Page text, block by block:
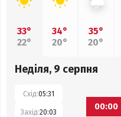
33°
22°
34°
20°
35°
20°
Неділя, 9 серпня
Схід:05:31
Захід:20:03
00:00